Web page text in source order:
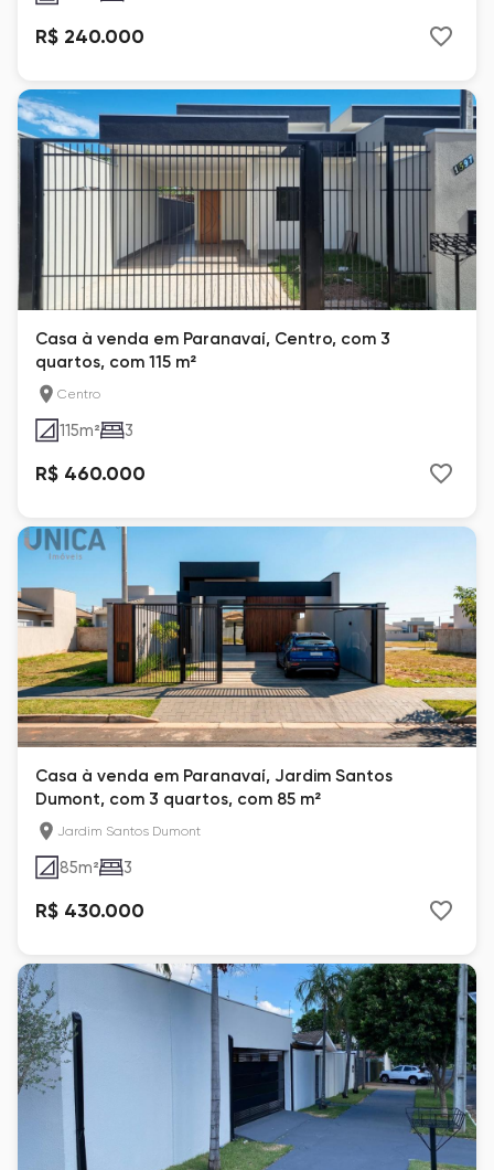
R$ 240.000
Casa à venda em Paranavaí, Centro, com 3
quartos, com 115 m²
Centro
115m² 3
R$ 460.000
Casa à venda em Paranavaí, Jardim Santos
Dumont, com 3 quartos, com 85 m²
Jardim Santos Dumont
85m² 3
R$ 430.000